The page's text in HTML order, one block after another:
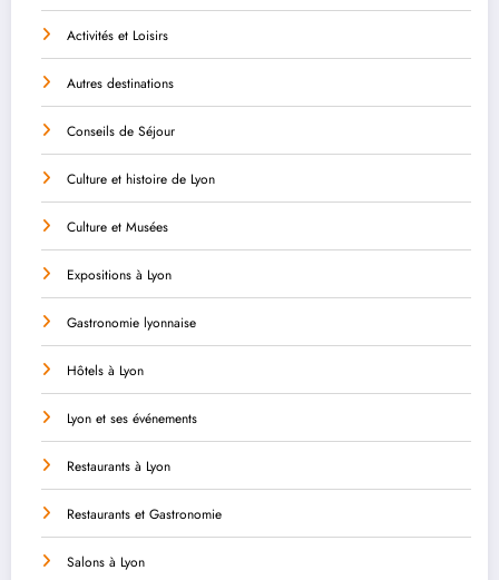
Activités et Loisirs
Autres destinations
Conseils de Séjour
Culture et histoire de Lyon
Culture et Musées
Expositions à Lyon
Gastronomie lyonnaise
Hôtels à Lyon
Lyon et ses événements
Restaurants à Lyon
Restaurants et Gastronomie
Salons à Lyon